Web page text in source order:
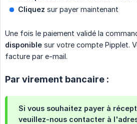
Cliquez sur payer maintenant
Une fois le paiement validé la
disponible sur votre compte Pipplet.
facture par e-mail.
Par virement bancaire :
Si vous souhaitez payer à
veuillez-nous contacter à